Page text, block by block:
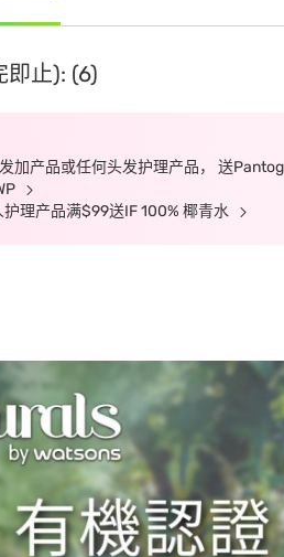
即止): (6)
加产品或任何头发护理产品， 送
理产品满$99送IF 100% 椰青水